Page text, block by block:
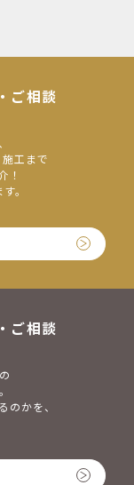
ご相談
工まで
！
。
ご相談
のかを、